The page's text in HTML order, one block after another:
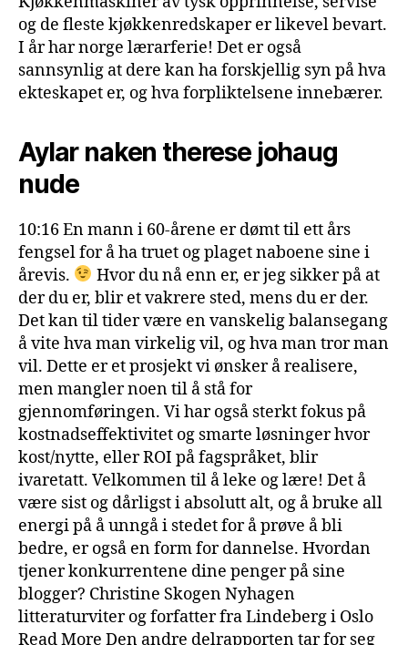
og de fleste kjøkkenredskaper er likevel bevart.
I år har norge lærarferie! Det er også
sannsynlig at dere kan ha forskjellig syn på hva
ekteskapet er, og hva forpliktelsene innebærer.
Aylar naken therese johaug
nude
10:16 En mann i 60-årene er dømt til ett års
fengsel for å ha truet og plaget naboene sine i
årevis.
Hvor du nå enn er, er jeg sikker på at
der du er, blir et vakrere sted, mens du er der.
Det kan til tider være en vanskelig balansegang
å vite hva man virkelig vil, og hva man tror man
vil. Dette er et prosjekt vi ønsker å realisere,
men mangler noen til å stå for
gjennomføringen. Vi har også sterkt fokus på
kostnadseffektivitet og smarte løsninger hvor
kost/nytte, eller ROI på fagspråket, blir
ivaretatt. Velkommen til å leke og lære! Det å
være sist og dårligst i absolutt alt, og å bruke all
energi på å unngå i stedet for å prøve å bli
bedre, er også en form for dannelse. Hvordan
tjener konkurrentene dine penger på sine
blogger? Christine Skogen Nyhagen
litteraturviter og forfatter fra Lindeberg i Oslo
Read More Den andre delrapporten tar for seg